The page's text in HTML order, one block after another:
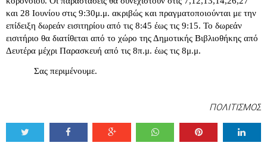
και 28 Ιουνίου στις 9:30μ.μ. ακριβώς και πραγματοποιούνται με την
επίδειξη δωρεάν εισιτηρίου από τις 8:45 έως τις 9:15. Το δωρεάν
εισιτήριο θα διατίθεται από το χώρο της Δημοτικής Βιβλιοθήκης από
Δευτέρα μέχρι Παρασκευή από τις 8π.μ. έως τις 8μ.μ.
Σας περιμένουμε.
ΠΟΛΙΤΙΣΜΟΣ